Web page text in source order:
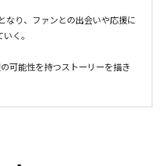
なり、ファンとの出会いや応援に
く。
可能性を持つストーリーを描き